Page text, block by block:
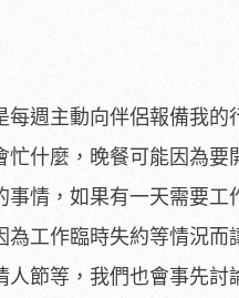
週主動向伴侶報備我
忙什麼，晚餐可能因為
情，如果有一天需要工
為工作臨時失約等情況
節等，我們也會事先